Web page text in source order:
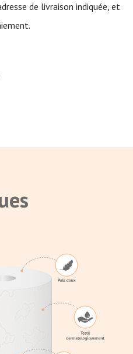
de livraison indiquée, et